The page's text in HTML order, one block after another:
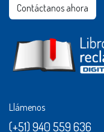
Contáctanos ahora​​
Llámenos
(+51) 940 559 636